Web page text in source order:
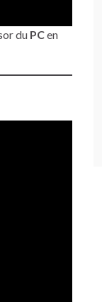
du PCen